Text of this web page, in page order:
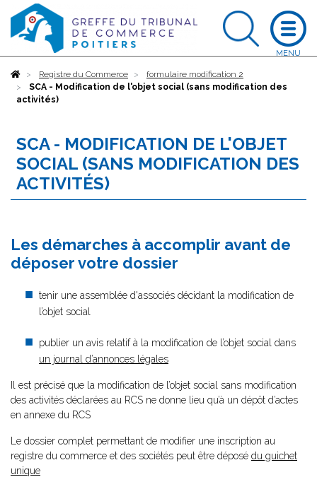
AccueilRegistre du Commerce
formulaire modification 2
SCA - Modification de l'objet social (sans modification des
activités)
SCA - MODIFICATION DE L'OBJET
SOCIAL (SANS MODIFICATION DES
ACTIVITÉS)
Les démarches à accomplir avant de
déposer votre dossier
tenir une assemblée d'associés décidant la modification de
l’objet social
publier un avis relatif à la modification de l’objet social dans
un journal d’annonces légales
Il est précisé que la modification de l’objet social sans modification
des activités déclarées au RCS ne donne lieu qu’à un dépôt d’actes
en annexe du RCS
Le dossier complet permettant de modifier une inscription au
registre du commerce et des sociétés peut être déposé du guichet
unique